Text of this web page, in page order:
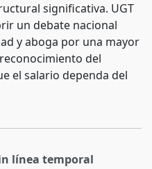
significativa. UGT
un debate nacional
y aboga por una mayor
del
el salario dependa del
línea temporal